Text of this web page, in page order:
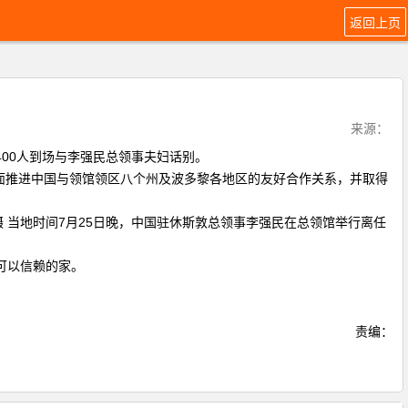
返回上页
来源：
到场与李强民总领事夫妇话别。
中国与领馆领区八个州及波多黎各地区的友好合作关系，并取得
当地时间7月25日晚，中国驻休斯敦总领事李强民在总领馆举行离任
信赖的家。
责编：